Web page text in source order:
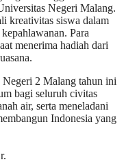
Negeri Malang.
kreativitas siswa dalam
Para
menerima hadiah dari
2 Malang tahun ini
bagi seluruh civitas
air, serta meneladani
Indonesia yang